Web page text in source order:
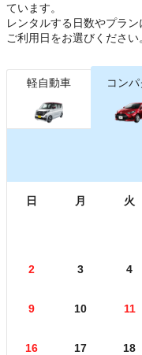
ています。
レンタルする日数やプラ
ご利用日をお選びください
軽自動車 コンパ
日 月 火
2 3 4
9 10 11
16 17 18